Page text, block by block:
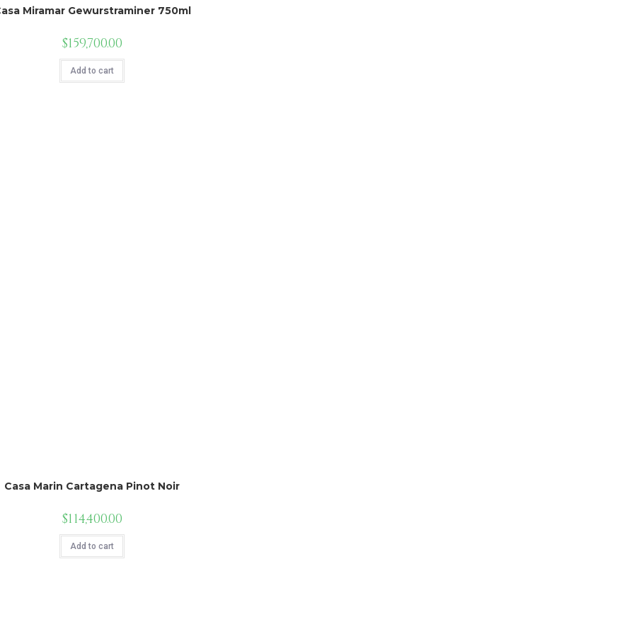
Miramar Gewurstraminer 750ml
$159,700.00
Add to cart
Casa Marin Cartagena Pinot Noir
$114,400.00
Add to cart